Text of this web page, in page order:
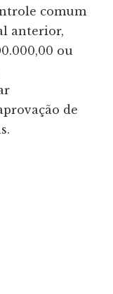
comum
anterior,
ou
de